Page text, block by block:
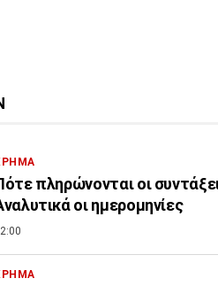
πληρώνονται οι
οι ημερομηνίες